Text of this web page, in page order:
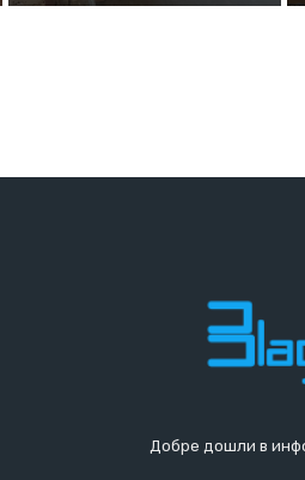
Добре дошли в